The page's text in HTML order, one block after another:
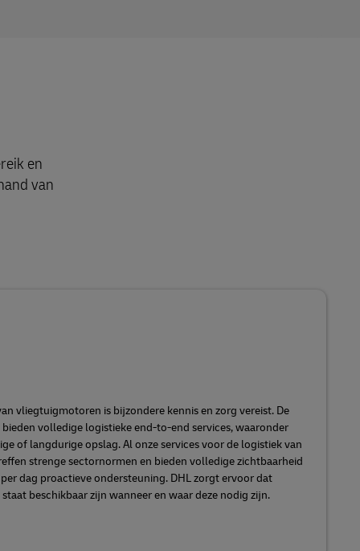
en
van
vliegtuigmotoren is bijzondere kennis en zorg vereist. De
volledige logistieke end-to-end services, waaronder
of langdurige opslag. Al onze services voor de logistiek van
strenge sectornormen en bieden volledige zichtbaarheid
dag proactieve ondersteuning. DHL zorgt ervoor dat
beschikbaar zijn wanneer en waar deze nodig zijn.